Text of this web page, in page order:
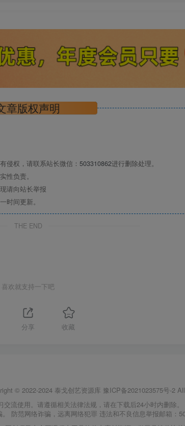
章版权声明
侵权，请联系站长微信： 503310862进行删除处理。
性负责。
请向站长举报
时间更新。
THE END
喜欢就支持一下吧
分享 收藏
© 2022-2024 泰戈创艺资源库 豫ICP备2021023575号-2All
流使用。请遵循相关法律法规，请在下载后24小时内删除
。 防范网络诈骗，远离网络犯罪 违法和不良信息举报邮箱：